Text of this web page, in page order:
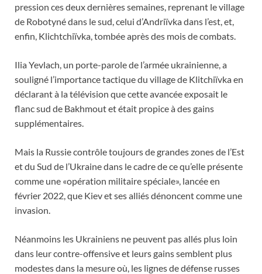
pression ces deux dernières semaines, reprenant le village
de Robotyné dans le sud, celui d’Andriïvka dans l’est, et,
enfin, Klichtchiïvka, tombée après des mois de combats.
Ilia Yevlach, un porte-parole de l’armée ukrainienne, a
souligné l’importance tactique du village de Klitchiïvka en
déclarant à la télévision que cette avancée exposait le
flanc sud de Bakhmout et était propice à des gains
supplémentaires.
Mais la Russie contrôle toujours de grandes zones de l’Est
et du Sud de l’Ukraine dans le cadre de ce qu’elle présente
comme une «opération militaire spéciale», lancée en
février 2022, que Kiev et ses alliés dénoncent comme une
invasion.
Néanmoins les Ukrainiens ne peuvent pas allés plus loin
dans leur contre-offensive et leurs gains semblent plus
modestes dans la mesure où, les lignes de défense russes